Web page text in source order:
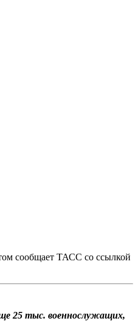
сообщает ТАСС со ссылкой
25 тыс. военнослужащих,